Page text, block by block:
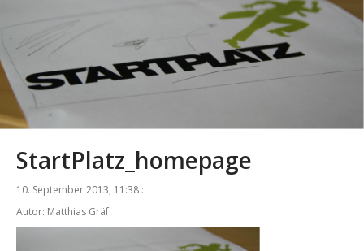
StartPlatz_homepage
10. September 2013, 11:38 ::
Autor: Matthias Gräf